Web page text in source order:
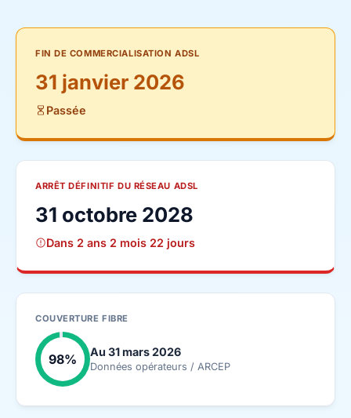
FIN DE COMMERCIALISATION ADSL
31 janvier 2026
Passée
ARRÊT DÉFINITIF DU RÉSEAU ADSL
31 octobre 2028
Dans 2 ans 2 mois 22 jours
COUVERTURE FIBRE
98% Au 31 mars 2026
Données opérateurs / ARCEP